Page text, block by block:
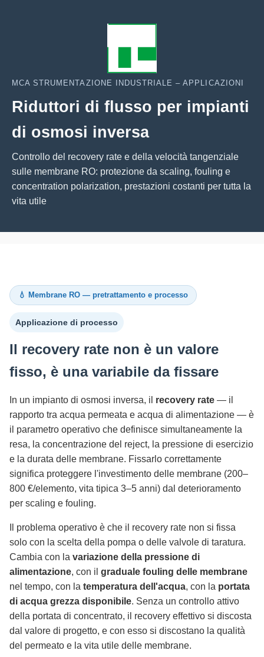
MCA STRUMENTAZIONE INDUSTRIALE – APPLICAZIONI
Riduttori di flusso per impianti
di osmosi inversa
Controllo del recovery rate e della velocità tangenziale
sulle membrane RO: protezione da scaling, fouling e
concentration polarization, prestazioni costanti per tutta la
vita utile
💧 Membrane RO — pretrattamento e processo
Applicazione di processo
Il recovery rate non è un valore
fisso, è una variabile da fissare
In un impianto di osmosi inversa, il recovery rate — il
rapporto tra acqua permeata e acqua di alimentazione — è
il parametro operativo che definisce simultaneamente la
resa, la concentrazione del reject, la pressione di esercizio
e la durata delle membrane. Fissarlo correttamente
significa proteggere l'investimento delle membrane (200–
800 €/elemento, vita tipica 3–5 anni) dal deterioramento
per scaling e fouling.
Il problema operativo è che il recovery rate non si fissa
solo con la scelta della pompa o delle valvole di taratura.
Cambia con la variazione della pressione di
alimentazione, con il graduale fouling delle membrane
nel tempo, con la temperatura dell'acqua, con la portata
di acqua grezza disponibile. Senza un controllo attivo
della portata di concentrato, il recovery effettivo si discosta
dal valore di progetto, e con esso si discostano la qualità
del permeato e la vita utile delle membrane.